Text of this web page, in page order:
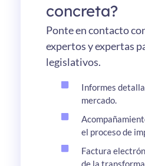
concreta?
Ponte en contacto
expertos y expertas
legislativos.
Informes
mercado.
el proceso de
Factura
de la